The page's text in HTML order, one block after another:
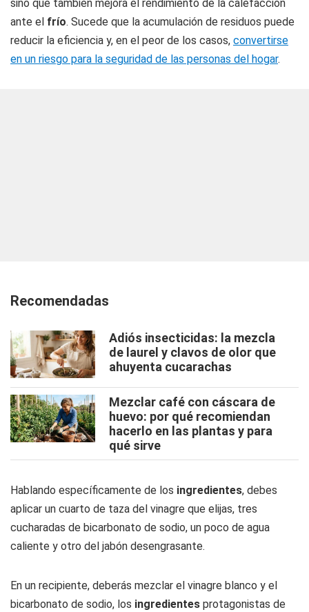
sino que también mejora el rendimiento de la calefacción
ante el frío. Sucede que la acumulación de residuos puede
reducir la eficiencia y, en el peor de los casos, convertirse
en un riesgo para la seguridad de las personas del hogar.
Recomendadas
Adiós insecticidas: la mezcla
de laurel y clavos de olor que
ahuyenta cucarachas
Mezclar café con cáscara de
huevo: por qué recomiendan
hacerlo en las plantas y para
qué sirve
Hablando específicamente de los ingredientes, debes
aplicar un cuarto de taza del vinagre que elijas, tres
cucharadas de bicarbonato de sodio, un poco de agua
caliente y otro del jabón desengrasante.
En un recipiente, deberás mezclar el vinagre blanco y el
bicarbonato de sodio, los ingredientes protagonistas de